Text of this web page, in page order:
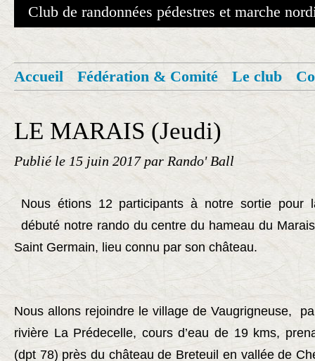
Club de randonnées pédestres et marche
Accueil Fédération & Comité Le club
LE MARAIS (Jeudi)
Publié le 15 juin 2017 par Rando' Ball
Nous étions 12 participants à notre sortie pour
débuté notre rando du centre du hameau du
Saint Germain, lieu connu par son château.
Nous allons rejoindre le village de Vaugrigneuse,
rivière La Prédecelle, cours d’eau de 19 kms,
(dpt 78) près du château de Breteuil en vallée de